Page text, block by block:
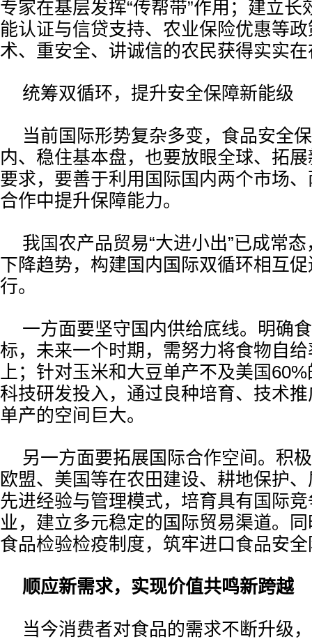
专家在基层发挥“传帮带”作用；建立长
能认证与信贷支持、农业保险优惠等
术、重安全、讲诚信的农民获得实实
统筹双循环，提升安全保障新能级
当前国际形势复杂多变，食品安全
内、稳住基本盘，也要放眼全球、拓
要求，要善于利用国际国内两个市场
合作中提升保障能力。
我国农产品贸易“大进小出”已成常
下降趋势，构建国内国际双循环相互
行。
一方面要坚守国内供给底线。明确
标，未来一个时期，需努力将食物自
上；针对玉米和大豆单产不及美国
科技研发投入，通过良种培育、技术
单产的空间巨大。
另一方面要拓展国际合作空间。积
欧盟、美国等在农田建设、耕地保护
先进经验与管理模式，培育具有国际
业，建立多元稳定的国际贸易渠道。
食品检验检疫制度，筑牢进口食品安
顺应新需求，实现价值共鸣新跨越
当今消费者对食品的需求不断升级